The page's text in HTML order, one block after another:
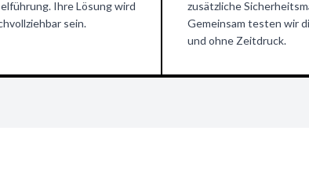
Ihre Lösung wird
sein.
zusätzliche
Gemeinsam testen wir
und ohne Zeitdruck.